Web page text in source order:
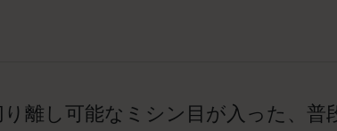
離し可能なミシン目が入った、